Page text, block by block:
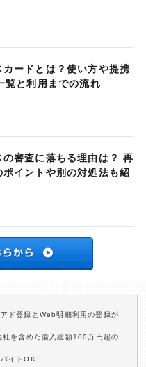
カードとは？使い方や提携
覧と利用までの流れ
の審査に落ちる理由は？ 再
ポイントや別の対処法も紹
ド登録とWeb明細利用の登録が
を含めた借入総額100万円超の
イトOK